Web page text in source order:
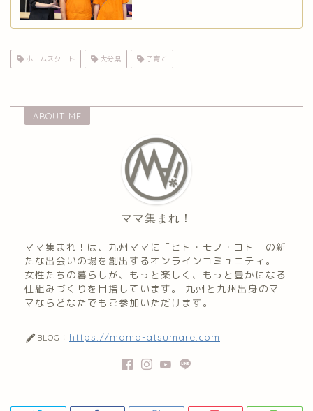
ホームスタート 大分県 子育て
ABOUT ME
ママ集まれ！
ママ集まれ！は、九州ママに「ヒト・モノ・コト」の新
たな出会いの場を創出するオンラインコミュニティ。
女性たちの暮らしが、もっと楽しく、もっと豊かになる
仕組みづくりを目指しています。 九州と九州出身のマ
マならどなたでもご参加いただけます。
BLOG： https://mama-atsumare.com